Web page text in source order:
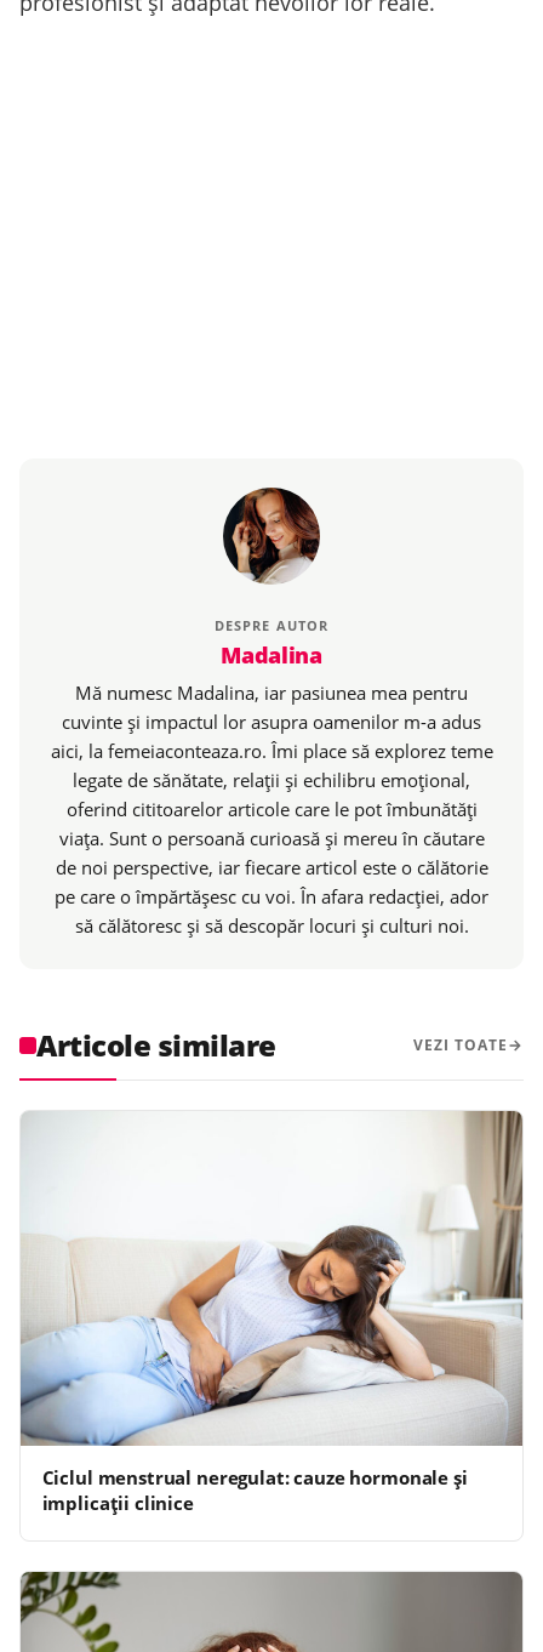
DESPRE AUTOR
Madalina
Mă numesc Madalina, iar pasiunea mea pentru
cuvinte și impactul lor asupra oamenilor m-a adus
aici, la femeiaconteaza.ro. Îmi place să explorez teme
legate de sănătate, relații și echilibru emoțional,
oferind cititoarelor articole care le pot îmbunătăți
viața. Sunt o persoană curioasă și mereu în căutare
de noi perspective, iar fiecare articol este o călătorie
pe care o împărtășesc cu voi. În afara redacției, ador
să călătoresc și să descopăr locuri și culturi noi.
Articole similare VEZI TOATE
Ciclul menstrual neregulat: cauze hormonale și
implicații clinice